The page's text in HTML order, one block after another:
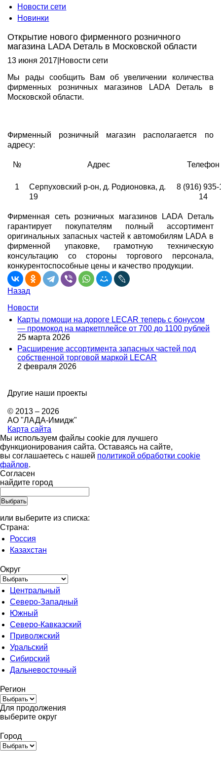
Новости сети
Новинки
Открытие нового фирменного розничного
магазина LADA Dеталь в Московской области
13 июня 2017 Новости сети
Мы рады сообщить Вам об увеличении количества
фирменных розничных магазинов LADA Dеталь в
Московской области.
Фирменный розничный магазин располагается по
адресу:
№ Адрес Телефон
1
Серпуховский р-он, д. Родионовка, д.
19
8 (916) 935-
14
Фирменная сеть розничных магазинов LADA Dеталь
гарантирует покупателям полный ассортимент
оригинальных запасных частей к автомобилям LADA в
фирменной упаковке, грамотную техническую
консультацию со стороны торгового персонала,
конкурентоспособные цены и качество продукции.
Назад
Новости
Карты помощи на дороге LECAR теперь с бонусом
— промокод на маркетплейсе от 700 до 1100 рублей
25 марта 2026
Расширение ассортимента запасных частей под
собственной торговой маркой LECAR
2 февраля 2026
Другие наши проекты
© 2013 – 2026
АО "ЛАДА-Имидж"
Карта сайта
Мы используем файлы cookie для лучшего
функционирования сайта. Оставаясь на сайте,
вы соглашаетесь с нашей политикой обработки cookie
файлов.
Согласен
найдите город
или выберите из списка:
Страна:
Россия
Казахстан
Округ
Центральный
Северо-Западный
Южный
Северо-Кавказский
Приволжский
Уральский
Сибирский
Дальневосточный
Регион
Для продолжения
выберите округ
Город